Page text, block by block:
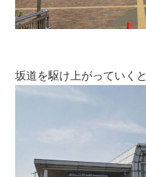
坂道を駆け上がっていくと